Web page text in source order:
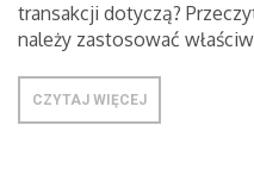
transakcji dotyczą?
należy zastosować
CZYTAJ WIĘCEJ